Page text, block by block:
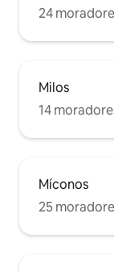
24
Milos
14
Míconos
25